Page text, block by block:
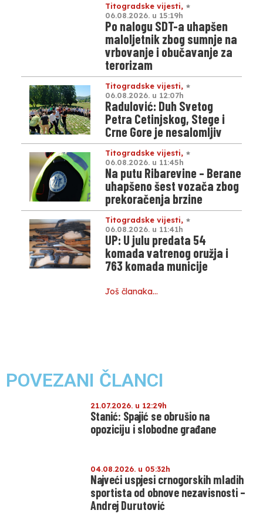
Titogradske vijesti,
06.08.2026. u 15:19h
Po nalogu SDT-a uhapšen
maloljetnik zbog sumnje na
vrbovanje i obučavanje za
terorizam
Titogradske vijesti,
06.08.2026. u 12:07h
Radulović: Duh Svetog
Petra Cetinjskog, Stege i
Crne Gore je nesalomljiv
Titogradske vijesti,
06.08.2026. u 11:45h
Na putu Ribarevine – Berane
uhapšeno šest vozača zbog
prekoračenja brzine
Titogradske vijesti,
06.08.2026. u 11:41h
UP: U julu predata 54
komada vatrenog oružja i
763 komada municije
Još članaka…
POVEZANI ČLANCI
21.07.2026. u 12:29h
Stanić: Spajić se obrušio na
opoziciju i slobodne građane
04.08.2026. u 05:32h
Najveći uspjesi crnogorskih mladih
sportista od obnove nezavisnosti –
Andrej Durutović